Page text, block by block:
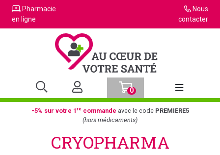
Pharmacie
en ligne
Nous
contacter
0
Afficher la
-5% sur votre 1recommande avec le code PREMIERE5
(hors médicaments)
CRYOPHARMA